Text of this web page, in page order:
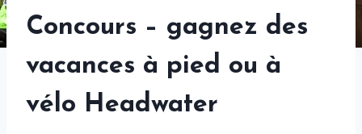
Concours – gagnez des
vacances à pied ou à
vélo Headwater